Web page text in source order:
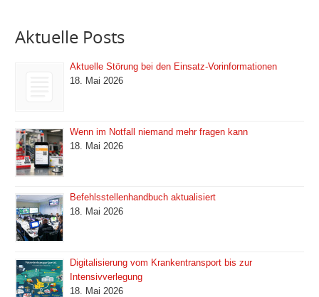
Aktuelle Posts
Aktuelle Störung bei den Einsatz-Vorinformationen
18. Mai 2026
Wenn im Notfall niemand mehr fragen kann
18. Mai 2026
Befehlsstellenhandbuch aktualisiert
18. Mai 2026
Digitalisierung vom Krankentransport bis zur
Intensivverlegung
18. Mai 2026